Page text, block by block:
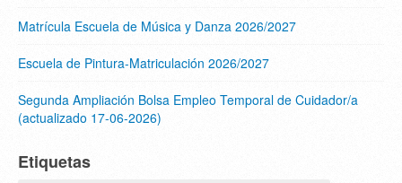
Matrícula Escuela de Música y Danza 2026/2027
Escuela de Pintura-Matriculación 2026/2027
Segunda Ampliación Bolsa Empleo Temporal de Cuidador/a
(actualizado 17-06-2026)
Etiquetas